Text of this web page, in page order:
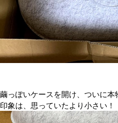
繭っぽいケースを開け、ついに
印象は、思っていたより小さい！